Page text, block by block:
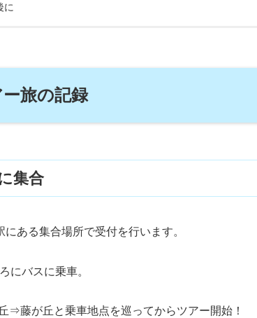
に
旅の記録
集合
ある集合場所で受付を行います。
にバスに乗車。
⇒藤が丘と乗車地点を巡ってからツアー開始！